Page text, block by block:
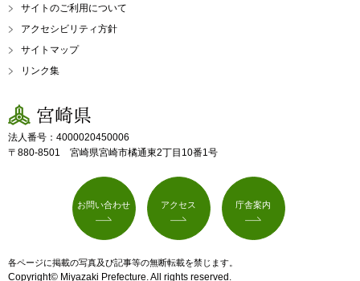
サイトのご利用について
アクセシビリティ方針
サイトマップ
リンク集
宮崎県
法人番号：4000020450006
〒880-8501 宮崎県宮崎市橘通東2丁目10番1号
お問い合わせ アクセス 庁舎案内
各ページに掲載の写真及び記事等の無断転載を禁じます。
Copyright© Miyazaki Prefecture. All rights reserved.